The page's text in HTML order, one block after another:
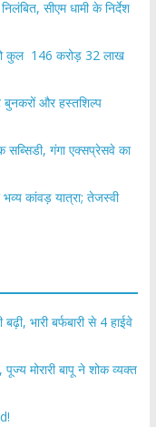
सीएम धामी के निर्देश
कुल 146 करोड़ 32 लाख
बुनकरों और हस्तशिल्प
गंगा एक्सप्रेसवे का
कांवड़ यात्रा; तेजस्वी
भारी बर्फबारी से 4 हाईवे
मोरारी बापू ने शोक व्यक्त